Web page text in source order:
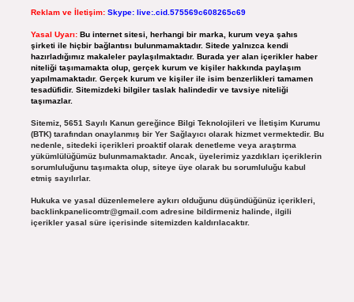
Reklam ve İletişim: Skype: live:.cid.575569c608265c69
Yasal Uyarı: Bu internet sitesi, herhangi bir marka, kurum veya şahıs
şirketi ile hiçbir bağlantısı bulunmamaktadır. Sitede yalnızca kendi
hazırladığımız makaleler paylaşılmaktadır. Burada yer alan içerikler haber
niteliği taşımamakta olup, gerçek kurum ve kişiler hakkında paylaşım
yapılmamaktadır. Gerçek kurum ve kişiler ile isim benzerlikleri tamamen
tesadüfidir. Sitemizdeki bilgiler taslak halindedir ve tavsiye niteliği
taşımazlar.
Sitemiz, 5651 Sayılı Kanun gereğince Bilgi Teknolojileri ve İletişim Kurumu
(BTK) tarafından onaylanmış bir Yer Sağlayıcı olarak hizmet vermektedir. Bu
nedenle, sitedeki içerikleri proaktif olarak denetleme veya araştırma
yükümlülüğümüz bulunmamaktadır. Ancak, üyelerimiz yazdıkları içeriklerin
sorumluluğunu taşımakta olup, siteye üye olarak bu sorumluluğu kabul
etmiş sayılırlar.
Hukuka ve yasal düzenlemelere aykırı olduğunu düşündüğünüz içerikleri,
backlinkpanelicomtr@gmail.comadresine bildirmeniz halinde, ilgili
içerikler yasal süre içerisinde sitemizden kaldırılacaktır.